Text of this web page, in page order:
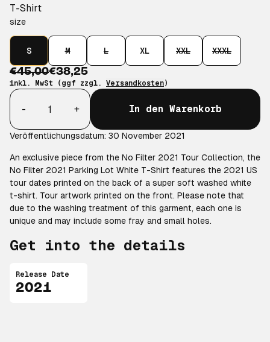
T-Shirt
size
S M L XL XXL XXXL
€45,00€38,25
inkl. MwSt (ggf zzgl. Versandkosten)
Anzahl
-
+ In den Warenkorb
Veröffentlichungsdatum: 30 November 2021
An exclusive piece from the No Filter 2021 Tour Collection, the
No Filter 2021 Parking Lot White T-Shirt features the 2021 US
tour dates printed on the back of a super soft washed white
t-shirt. Tour artwork printed on the front. Please note that
due to the washing treatment of this garment, each one is
unique and may include some fray and small holes.
Get into the details
Release Date
2021